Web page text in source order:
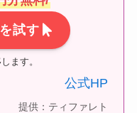
試す
ます。
公式HP
提供：ティファレト